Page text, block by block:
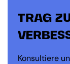
TRAG
Konsultiere